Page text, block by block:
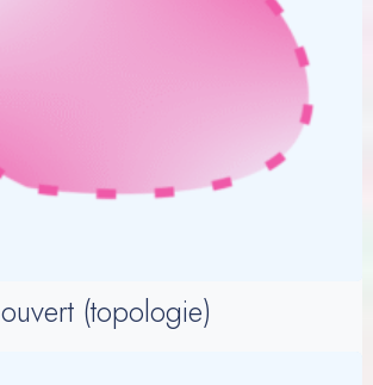
ouvert (topologie)